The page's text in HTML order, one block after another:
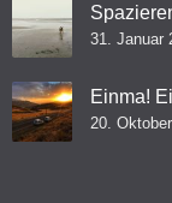
31. Januar
Einma!
20.